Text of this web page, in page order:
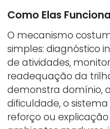
Como Elas
O mecanismo
simples: diagnóstico
de atividades,
readequação da
demonstra domínio,
dificuldade, o sistema
reforço ou